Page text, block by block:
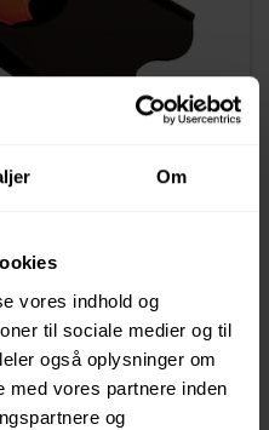
Om
vores indhold og
til sociale medier og til
også oplysninger om
med vores partnere inden
og
og dykning